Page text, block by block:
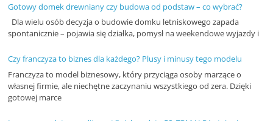
l
e
i
a
Gotowy domek drewniany czy budowa od podstaw – co wybrać?
Dla wielu osób decyzja o budowie domku letniskowego zapada
spontanicznie – pojawia się działka, pomysł na weekendowe wyjazdy i
Czy franczyza to biznes dla każdego? Plusy i minusy tego modelu
Franczyza to model biznesowy, który przyciąga osoby marzące o
własnej firmie, ale niechętne zaczynaniu wszystkiego od zera. Dzięki
gotowej marce